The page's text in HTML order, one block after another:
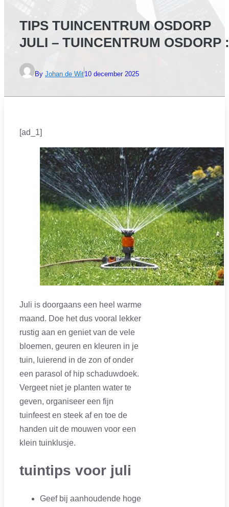
TIPS TUINCENTRUM OSDORP
JULI – TUINCENTRUM OSDORP
By Johan de Wit10 december 2025
[ad_1]
Juli is doorgaans een heel warme
maand. Doe het dus vooral lekker
rustig aan en geniet van de vele
bloemen, geuren en kleuren in je
tuin, luierend in de zon of onder
een parasol of hip schaduwdoek.
Vergeet niet je planten water te
geven, organiseer een fijn
tuinfeest en steek af en toe de
handen uit de mouwen voor een
klein tuinklusje.
tuintips voor juli
Geef bij aanhoudende hoge